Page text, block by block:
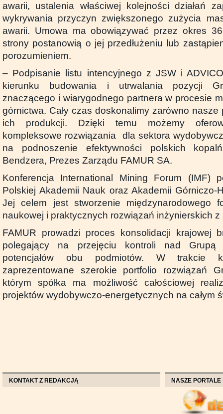
awarii, ustalenia właściwej kolejności działań
wykrywania przyczyn zwiększonego zużycia
awarii. Umowa ma obowiązywać przez okres
strony postanowią o jej przedłużeniu lub
porozumieniem.
– Podpisanie listu intencyjnego z JSW i
kierunku budowania i utrwalania pozycji
znaczącego i wiarygodnego partnera w procesie
górnictwa. Cały czas doskonalimy zarówno
ich produkcji. Dzięki temu możemy
kompleksowe rozwiązania dla sektora
na podnoszenie efektywności polskich
Bendzera, Prezes Zarządu FAMUR SA.
Konferencja International Mining Forum (IMF)
Polskiej Akademii Nauk oraz Akademii Górniczo-
Jej celem jest stworzenie międzynarodowego
naukowej i praktycznych rozwiązań inżynierskich
FAMUR prowadzi proces konsolidacji krajowej
polegający na przejęciu kontroli nad
potencjałów obu podmiotów. W trakcie
zaprezentowane szerokie portfolio rozwiązań
którym spółka ma możliwość całościowej
projektów wydobywczo-energetycznych na całym
KONTAKT Z REDAKCJĄ NASZE PORTALE